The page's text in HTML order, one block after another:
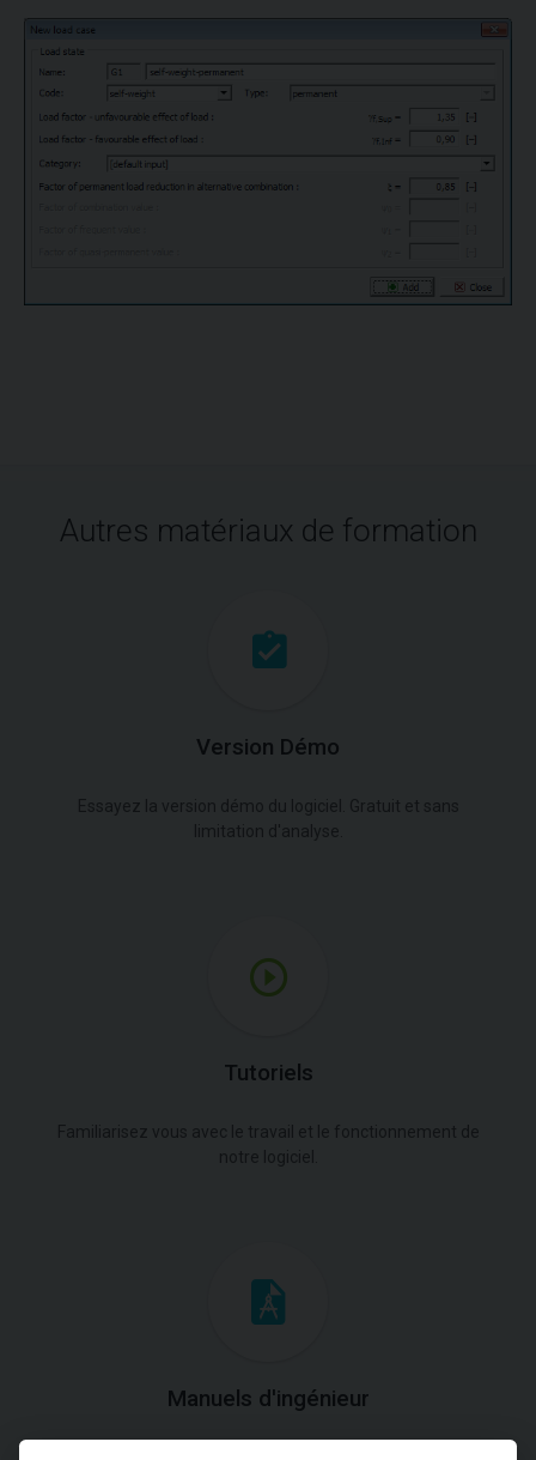
Autres matériaux de formation
Version Démo
Essayez la version démo du logiciel. Gratuit et sans
limitation d'analyse.
Tutoriels
Familiarisez vous avec le travail et le fonctionnement de
notre logiciel.
Manuels d'ingénieur